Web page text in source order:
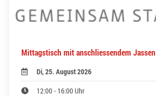
Mittagstisch mit anschliessendem Jassen
Di, 25. August 2026
12:00 - 16:00 Uhr